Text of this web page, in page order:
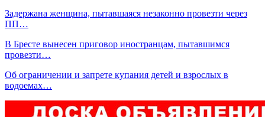
Задержана женщина, пытавшаяся незаконно провезти через
ПП…
В Бресте вынесен приговор иностранцам, пытавшимся
провезти…
Об ограничении и запрете купания детей и взрослых в
водоемах…